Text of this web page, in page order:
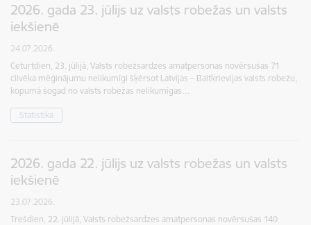
2026. gada 23. jūlijs uz valsts robežas un valsts
iekšienē
24.07.2026.
Ceturtdien, 23. jūlijā, Valsts robežsardzes amatpersonas novērsušas 71
cilvēka mēģinājumu nelikumīgi šķērsot Latvijas – Baltkrievijas valsts robežu,
kopumā šogad no valsts robežas nelikumīgas…
Statistika
2026. gada 22. jūlijs uz valsts robežas un valsts
iekšienē
23.07.2026.
Trešdien, 22. jūlijā, Valsts robežsardzes amatpersonas novērsušas 140